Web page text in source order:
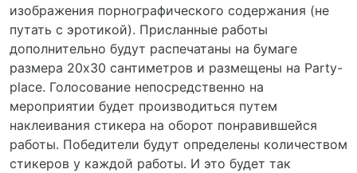
изображения порнографического содержания (не
путать с эротикой). Присланные работы
дополнительно будут распечатаны на бумаге
размера 20х30 сантиметров и размещены на Party-
place. Голосование непосредственно на
мероприятии будет производиться путем
наклеивания стикера на оборот понравившейся
работы. Победители будут определены количеством
стикеров у каждой работы. И это будет так